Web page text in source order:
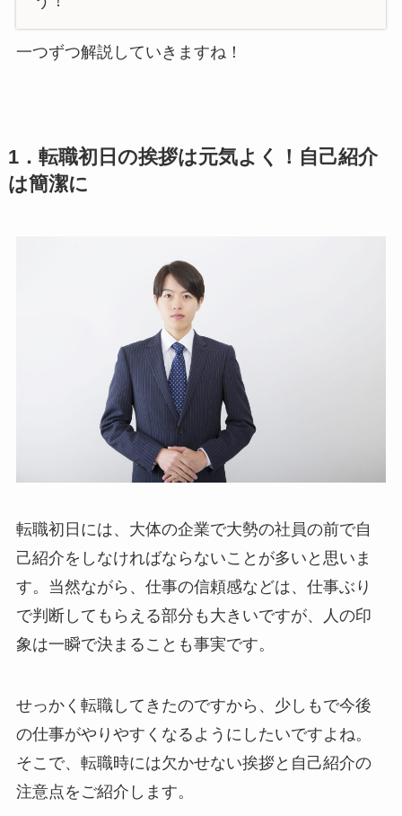
一つずつ解説していきますね！
1．転職初日の挨拶は元気よく！自己紹介
は簡潔に
転職初日には、大体の企業で大勢の社員の前で自
己紹介をしなければならないことが多いと思いま
す。当然ながら、仕事の信頼感などは、仕事ぶり
で判断してもらえる部分も大きいですが、人の印
象は一瞬で決まることも事実です。
せっかく転職してきたのですから、少しもで今後
の仕事がやりやすくなるようにしたいですよね。
そこで、転職時には欠かせない挨拶と自己紹介の
注意点をご紹介します。